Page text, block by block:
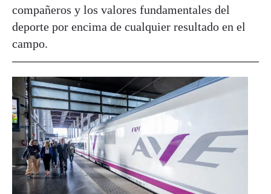
compañeros y los valores fundamentales del
deporte por encima de cualquier resultado en el
campo.